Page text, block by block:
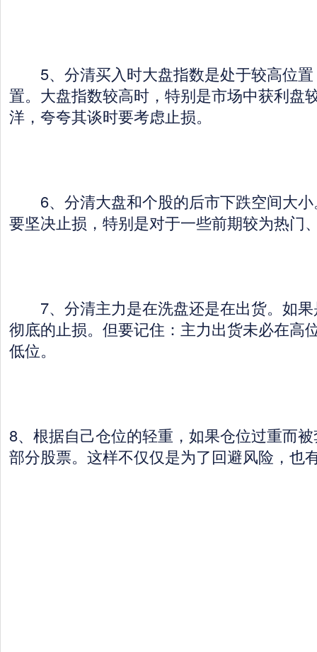
5、分清买入时大盘指数是处于较高位置
置。大盘指数较高时，特别是市场中获利盘
洋，夸夸其谈时要考虑止损。
6、分清大盘和个股的后市下跌空间大小
要坚决止损，特别是对于一些前期较为热门
7、分清主力是在洗盘还是在出货。如果
彻底的止损。但要记住：主力出货未必在高
低位。
8、根据自己仓位的轻重，如果仓位过重而
部分股票。这样不仅仅是为了回避风险，也